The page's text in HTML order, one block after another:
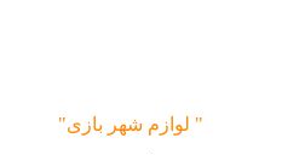
"لوازم شهر بازی "